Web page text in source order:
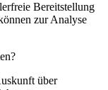
Bereitstellung
zur Analyse
über